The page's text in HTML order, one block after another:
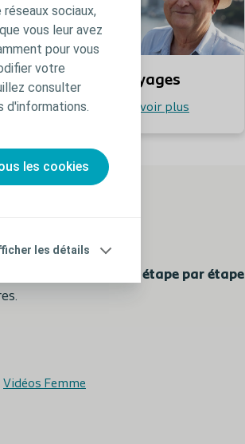
sociaux,
vous leur avez
pour vous
votre
consulter
d'informations.
les cookies
les détails
Voyages
En savoir plus
instructions étape par étape
Vidéos Femme